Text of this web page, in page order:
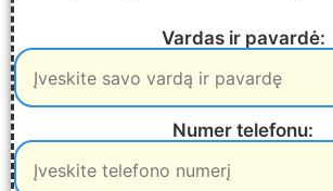
Vardas ir pavardė:
Numer telefonu: